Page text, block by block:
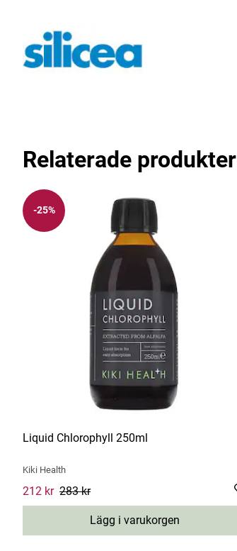
Relaterade produkter
-25%
Liquid Chlorophyll 250ml
Kiki Health
Current price:
212 kr 283 kr
Lägg i varukorgen